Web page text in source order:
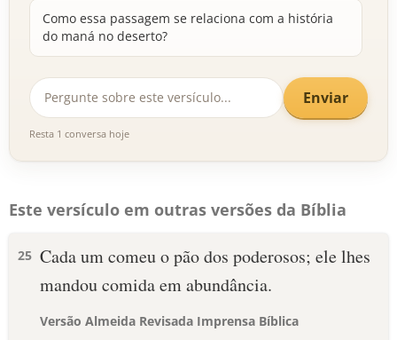
Como essa passagem se relaciona com a história
do maná no deserto?
Enviar
Resta 1 conversa hoje
Este versículo em outras versões da Bíblia
25 Cada um comeu o pão dos poderosos; ele lhes
mandou comida em abundância.
Versão Almeida Revisada Imprensa Bíblica